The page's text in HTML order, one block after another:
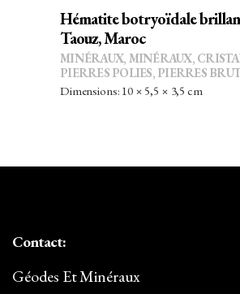
Hématite botryoïdale
Taouz, Maroc
MINÉRAUX, MINÉRAUX,
PIERRES POLIES, PIERRES
Dimensions: 10 × 5,5 × 3,5 cm
Contact:
Géodes Et Minéraux